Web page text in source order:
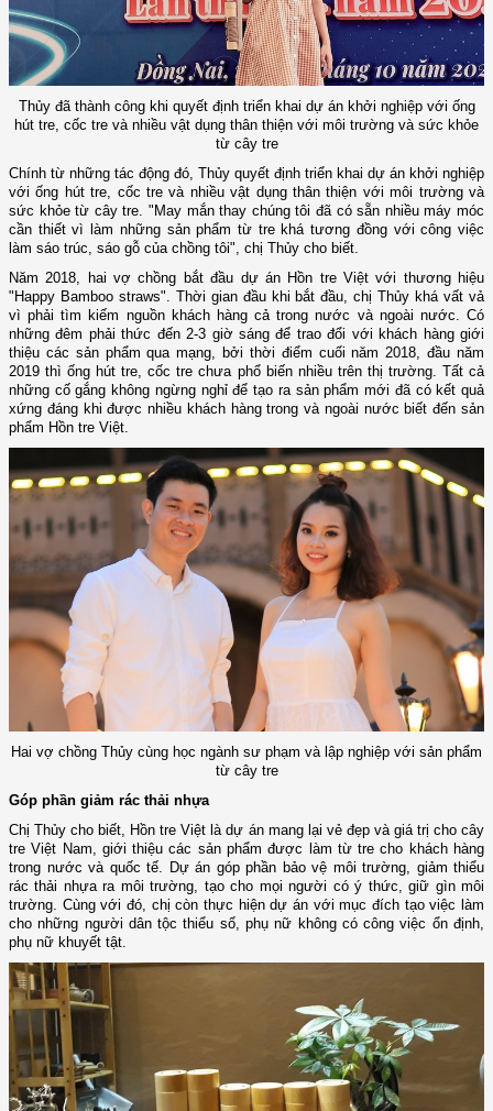
Thủy đã thành công khi quyết định triển khai dự án khởi nghiệp với ống
hút tre, cốc tre và nhiều vật dụng thân thiện với môi trường và sức khỏe
từ cây tre
Chính từ những tác động đó, Thủy quyết định triển khai dự án khởi nghiệp
với ống hút tre, cốc tre và nhiều vật dụng thân thiện với môi trường và
sức khỏe từ cây tre. "May mắn thay chúng tôi đã có sẵn nhiều máy móc
cần thiết vì làm những sản phẩm từ tre khá tương đồng với công việc
làm sáo trúc, sáo gỗ của chồng tôi", chị Thủy cho biết.
Năm 2018, hai vợ chồng bắt đầu dự án Hồn tre Việt với thương hiệu
"Happy Bamboo straws". Thời gian đầu khi bắt đầu, chị Thủy khá vất vả
vì phải tìm kiếm nguồn khách hàng cả trong nước và ngoài nước. Có
những đêm phải thức đến 2-3 giờ sáng để trao đổi với khách hàng giới
thiệu các sản phẩm qua mạng, bởi thời điểm cuối năm 2018, đầu năm
2019 thì ống hút tre, cốc tre chưa phổ biến nhiều trên thị trường. Tất cả
những cố gắng không ngừng nghỉ để tạo ra sản phẩm mới đã có kết quả
xứng đáng khi được nhiều khách hàng trong và ngoài nước biết đến sản
phẩm Hồn tre Việt.
Hai vợ chồng Thủy cùng học ngành sư phạm và lập nghiệp với sản phẩm
từ cây tre
Góp phần giảm rác thải nhựa
Chị Thủy cho biết, Hồn tre Việt là dự án mang lại vẻ đẹp và giá trị cho cây
tre Việt Nam, giới thiệu các sản phẩm được làm từ tre cho khách hàng
trong nước và quốc tế. Dự án góp phần bảo vệ môi trường, giảm thiểu
rác thải nhựa ra môi trường, tạo cho mọi người có ý thức, giữ gìn môi
trường. Cùng với đó, chị còn thực hiện dự án với mục đích tạo việc làm
cho những người dân tộc thiểu số, phụ nữ không có công việc ổn định,
phụ nữ khuyết tật.